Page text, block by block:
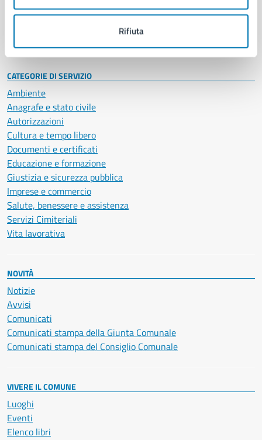
Rifiuta
Personale amministrativo
Intranet, posta aziendale e protocollo
CATEGORIE DI SERVIZIO
Ambiente
Anagrafe e stato civile
Autorizzazioni
Cultura e tempo libero
Documenti e certificati
Educazione e formazione
Giustizia e sicurezza pubblica
Imprese e commercio
Salute, benessere e assistenza
Servizi Cimiteriali
Vita lavorativa
NOVITÀ
Notizie
Avvisi
Comunicati
Comunicati stampa della Giunta Comunale
Comunicati stampa del Consiglio Comunale
VIVERE IL COMUNE
Luoghi
Eventi
Elenco libri